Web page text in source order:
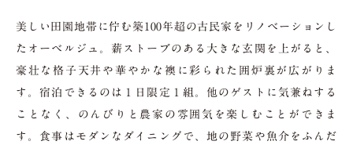
美しい田園地帯に佇む築100年超の古民家をリノベーションし
たオーベルジュ。薪ストーブのある大きな玄関を上がると、
豪壮な格子天井や華やかな襖に彩られた囲炉裏が広がりま
す。宿泊できるのは１日限定１組。他のゲストに気兼ねする
ことなく、のんびりと農家の雰囲気を楽しむことができま
す。食事はモダンなダイニングで、地の野菜や魚介をふんだ